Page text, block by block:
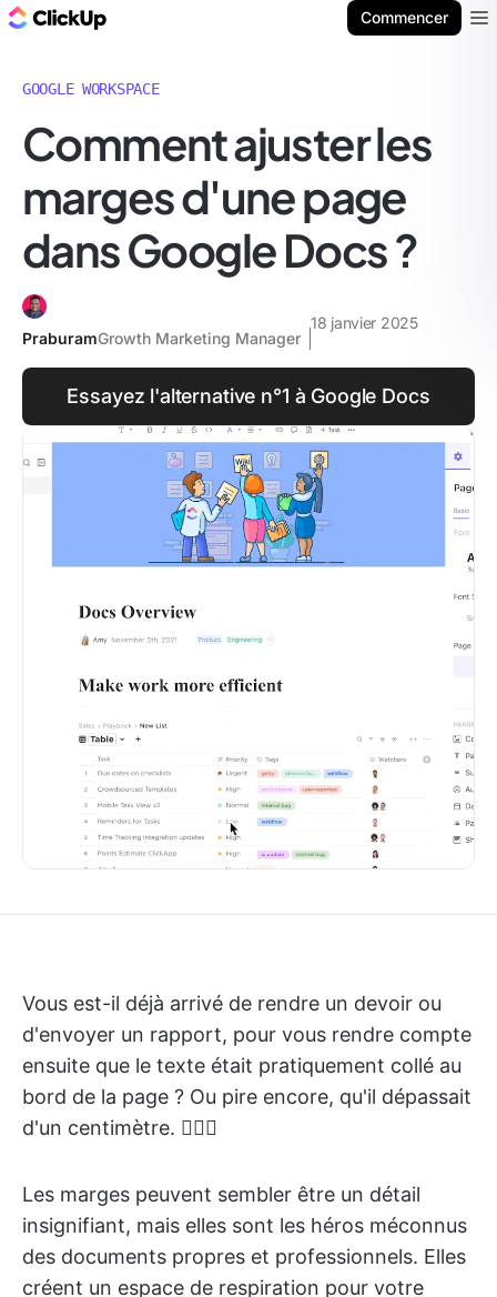
Commencer
GOOGLE WORKSPACE
Comment ajuster les
marges d'une page
dans Google Docs ?
PraburamGrowth Marketing Manager
18 janvier 2025
Essayez l'alternative n°1 à Google Docs
Vous est-il déjà arrivé de rendre un devoir ou
d'envoyer un rapport, pour vous rendre compte
ensuite que le texte était pratiquement collé au
bord de la page ? Ou pire encore, qu'il dépassait
d'un centimètre. 🤦🏾‍♀️
Les marges peuvent sembler être un détail
insignifiant, mais elles sont les héros méconnus
des documents propres et professionnels. Elles
créent un espace de respiration pour votre